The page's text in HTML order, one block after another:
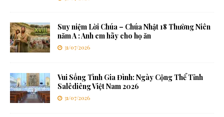
Suy niệm Lời Chúa – Chúa Nhật 18 Thường Niên
năm A : Anh em hãy cho họ ăn
31/07/2026
Vui Sống Tình Gia Đình: Ngày Cộng Thể Tỉnh
Salêdiêng Việt Nam 2026
31/07/2026